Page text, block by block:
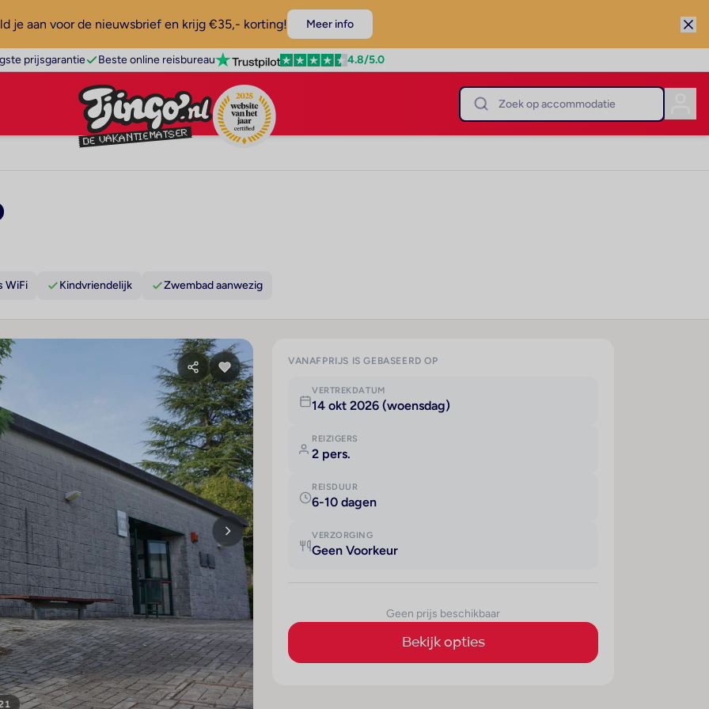
je aan voor de nieuwsbrief en krijg €35,- korting! Meer info
prijsgarantie Beste online reisbureau 4.8/5.0
WiFi Kindvriendelijk Zwembad aanwezig
VANAFPRIJS IS GEBASEERD OP
VERTREKDATUM
14 okt 2026 (woensdag)
REIZIGERS
2 pers.
REISDUUR
6-10 dagen
VERZORGING
Geen Voorkeur
Geen prijs beschikbaar
Bekijk opties